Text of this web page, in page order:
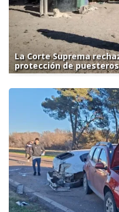
La Corte Suprema
protección de